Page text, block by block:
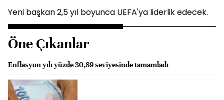
Yeni başkan 2,5 yıl boyunca UEFA'ya liderlik edecek.
Öne Çıkanlar
Enflasyon yılı yüzde 30,89 seviyesinde tamamladı